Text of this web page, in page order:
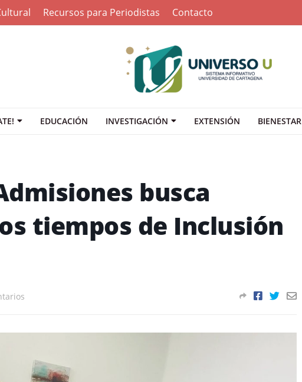
Recursos para Periodistas Contacto
EDUCACIÓN INVESTIGACIÓN EXTENSIÓN BIENESTAR
busca
tiempos de Inclusión